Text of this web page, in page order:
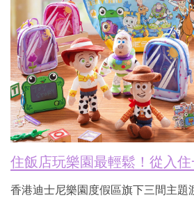
住飯店玩樂園最輕鬆！從入
香港迪士尼樂園度假區旗下三間主題